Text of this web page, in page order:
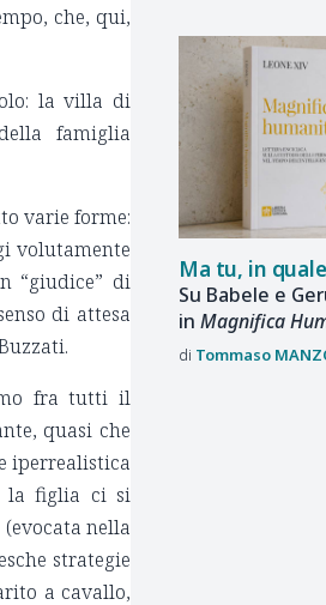
che, qui,
la villa di
famiglia
varie forme:
volutamente
“giudice” di
di attesa
fra tutti il
quasi che
iperrealistica
la figlia ci si
nella
strategie
a cavallo,
Ma tu, in
Su Babele e
in Magnifica
Tommaso